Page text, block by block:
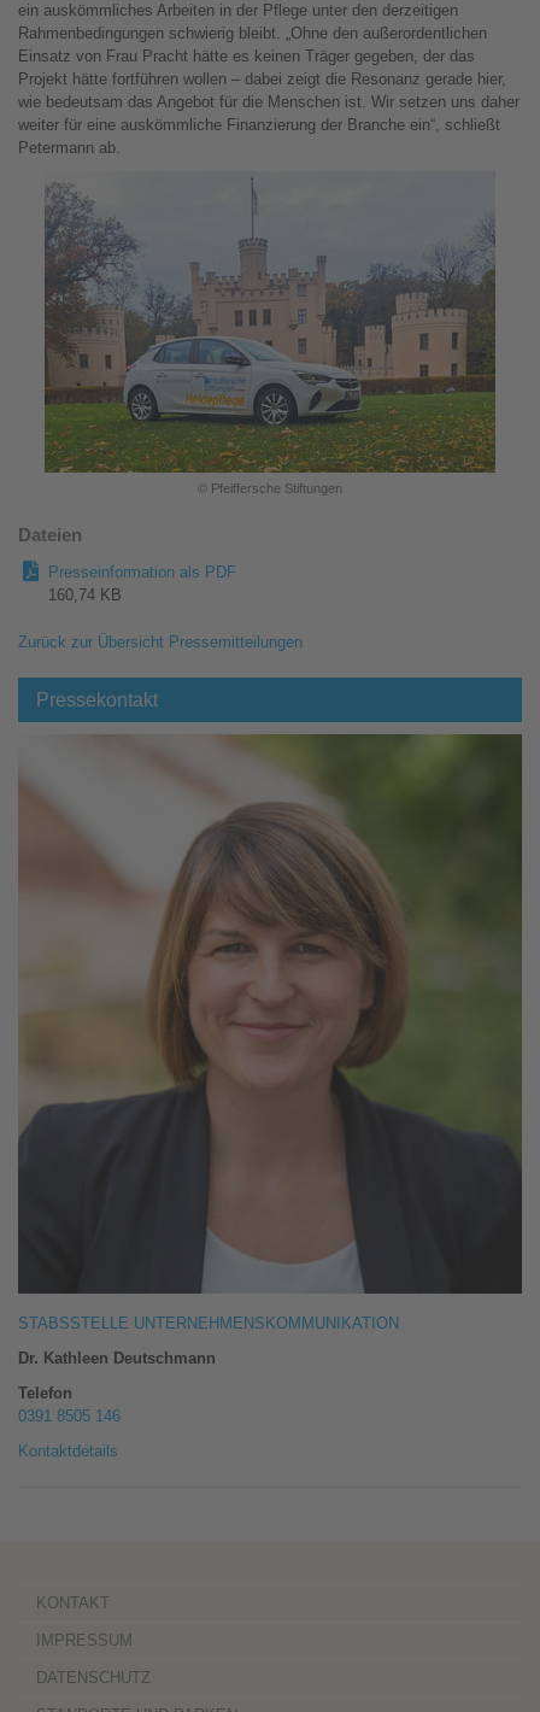
ein auskömmliches Arbeiten in der Pflege unter den derzeitigen
Rahmenbedingungen schwierig bleibt. „Ohne den außerordentlichen
Einsatz von Frau Pracht hätte es keinen Träger gegeben, der das
Projekt hätte fortführen wollen – dabei zeigt die Resonanz gerade hier,
wie bedeutsam das Angebot für die Menschen ist. Wir setzen uns daher
weiter für eine auskömmliche Finanzierung der Branche ein“, schließt
Petermann ab.
© Pfeiffersche Stiftungen
Dateien
Presseinformation als PDF
160,74 KB
Zurück zur Übersicht Pressemitteilungen
Pressekontakt
STABSSTELLE UNTERNEHMENSKOMMUNIKATION
Dr. Kathleen Deutschmann
Telefon
0391 8505 146
Kontaktdetails
KONTAKT
IMPRESSUM
DATENSCHUTZ